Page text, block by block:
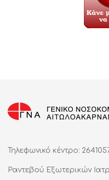
Τηλεφωνικό κέντρο:
Ραντεβού Εξωτερικών